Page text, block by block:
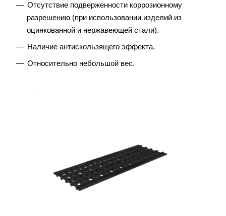
Отсутствие подверженности коррозионному
разрешению (при использовании изделий из
оцинкованной и нержавеющей стали).
Наличие антискользящего эффекта.
Относительно небольшой вес.